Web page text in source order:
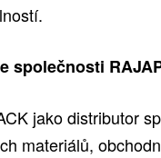
společnosti
jako distributor
materiálů,